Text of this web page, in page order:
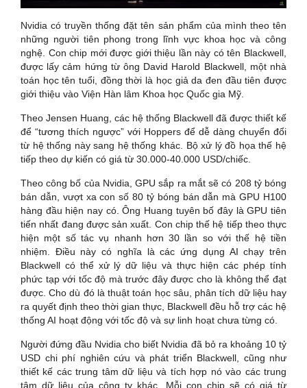
Nvidia có truyền thống đặt tên sản phẩm của mình theo tên
những người tiên phong trong lĩnh vực khoa học và công
nghệ. Con chip mới được giới thiệu lần này có tên Blackwell,
được lấy cảm hứng từ ông David Harold Blackwell, một nhà
toán học tên tuổi, đồng thời là học giả da đen đầu tiên được
giới thiệu vào Viện Hàn lâm Khoa học Quốc gia Mỹ.
Theo Jensen Huang, các hệ thống Blackwell đã được thiết kế
để “tương thích ngược” với Hoppers để dễ dàng chuyển đổi
từ hệ thống này sang hệ thống khác. Bộ xử lý đồ họa thế hệ
tiếp theo dự kiến có giá từ 30.000-40.000 USD/chiếc.
Theo công bố của Nvidia, GPU sắp ra mắt sẽ có 208 tỷ bóng
bán dẫn, vượt xa con số 80 tỷ bóng bán dẫn mà GPU H100
hàng đầu hiện nay có. Ông Huang tuyên bố đây là GPU tiên
tiến nhất đang được sản xuất. Con chip thế hệ tiếp theo thực
hiện một số tác vụ nhanh hơn 30 lần so với thế hệ tiền
nhiệm. Điều này có nghĩa là các ứng dụng AI chạy trên
Blackwell có thể xử lý dữ liệu và thực hiện các phép tính
phức tạp với tốc độ mà trước đây được cho là không thể đạt
được. Cho dù đó là thuật toán học sâu, phân tích dữ liệu hay
ra quyết định theo thời gian thực, Blackwell đều hỗ trợ các hệ
thống AI hoạt động với tốc độ và sự linh hoạt chưa từng có.
Người đứng đầu Nvidia cho biết Nvidia đã bỏ ra khoảng 10 tỷ
USD chi phí nghiên cứu và phát triển Blackwell, cũng như
thiết kế các trung tâm dữ liệu và tích hợp nó vào các trung
tâm dữ liệu của công ty khác. Mỗi con chip sẽ có giá từ